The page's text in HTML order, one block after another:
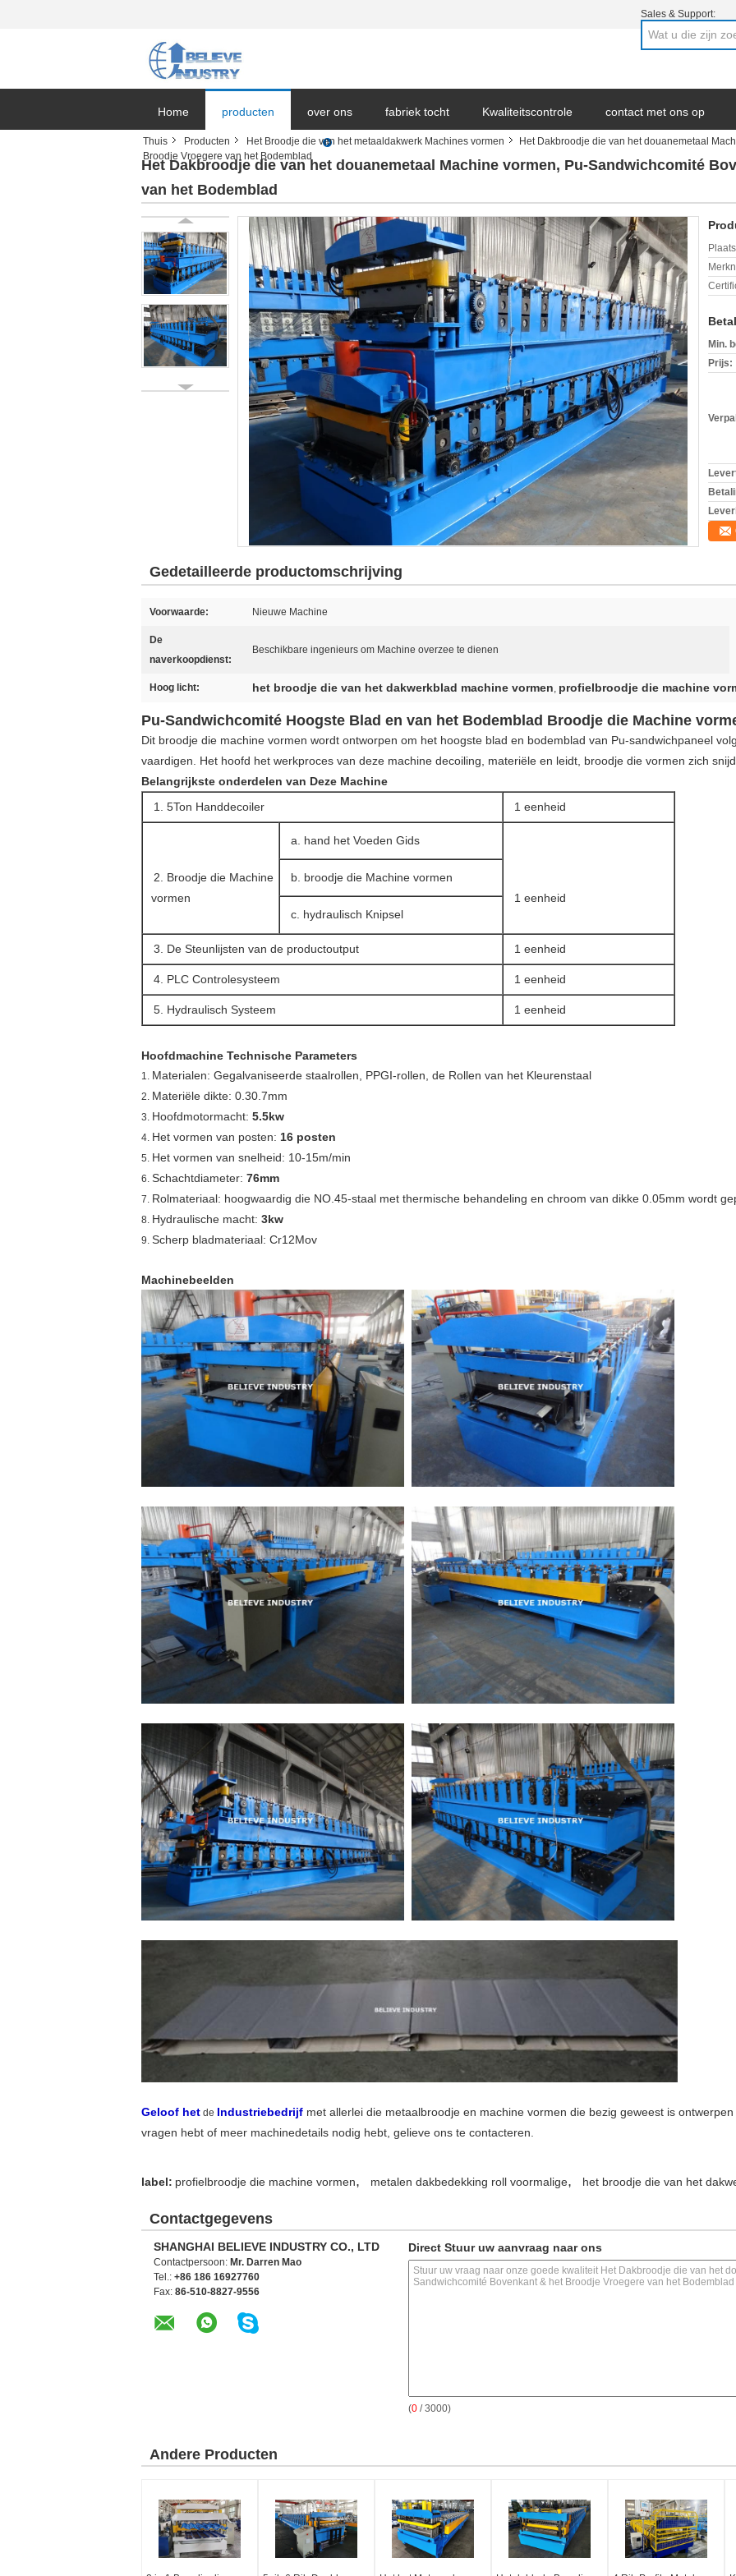
Sales & Support:
Home producten over ons fabriek tocht Kwaliteitscontrole contact met ons op
Bedrijfnieuws
Thuis Producten Het Broodje die van het metaaldakwerk Machines vormen
Het Dakbroodje die van het douanemetaal
Broodje Vroegere van het Bodemblad
Het Dakbroodje die van het douanemetaal Machine vormen, Pu-Sandwichcomité
van het Bodemblad
Min.
Prijs:
Gedetailleerde productomschrijving
Voorwaarde: Nieuwe Machine
De
naverkoopdienst:
Beschikbare ingenieurs om Machine overzee te dienen
Hoog licht: het broodje die van het dakwerkblad machine vormen, profielbroodje die machine
Pu-Sandwichcomité Hoogste Blad en van het Bodemblad Broodje die Machine
Dit broodje die machine vormen wordt ontworpen om het hoogste blad en bodemblad van Pu-sandwichpaneel
vaardigen. Het hoofd het werkproces van deze machine decoiling, materiële en leidt, broodje die vormen zich
Belangrijkste onderdelen van Deze Machine
1. 5Ton Handdecoiler
1 eenheid
2. Broodje die Machine
vormen
a. hand het Voeden Gids
1 eenheid
b. broodje die Machine vormen
c. hydraulisch Knipsel
3. De Steunlijsten van de productoutput 1 eenheid
4. PLC Controlesysteem 1 eenheid
5. Hydraulisch Systeem 1 eenheid
Hoofdmachine Technische Parameters
1. Materialen: Gegalvaniseerde staalrollen, PPGI-rollen, de Rollen van het Kleurenstaal
2. Materiële dikte: 0.30.7mm
3. Hoofdmotormacht: 5.5kw
4. Het vormen van posten: 16 posten
5. Het vormen van snelheid: 10-15m/min
6. Schachtdiameter: 76mm
7. Rolmateriaal: hoogwaardig die NO.45-staal met thermische behandeling en chroom van dikke 0.05mm wordt
8. Hydraulische macht: 3kw
9. Scherp bladmateriaal: Cr12Mov
Machinebeelden
Geloof het de Industriebedrijf met allerlei die metaalbroodje en machine vormen die bezig geweest is
vragen hebt of meer machinedetails nodig hebt, gelieve ons te contacteren.
label: profielbroodje die machine vormen, metalen dakbedekking roll voormalige, het broodje die van het
Contactgegevens
SHANGHAI BELIEVE INDUSTRY CO., LTD
Contactpersoon: Mr. Darren Mao
Tel.: +86 186 16927760
Fax: 86-510-8827-9556
Direct Stuur uw aanvraag naar ons
(0 / 3000)
Andere Producten